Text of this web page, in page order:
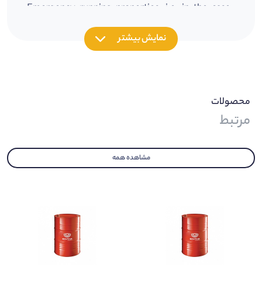
• Emergency running properties, i.e. in the case of
mixed friction providing of wear protection by solid
lubricants and EP additives
• Solid lubricants
• EP additive
• Corrosion inhibitor
نمایش بیشتر
محصولات
مرتبط
مشاهده همه